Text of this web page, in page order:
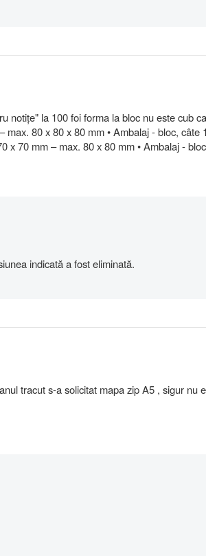
notițe" la 100 foi forma la bloc nu este cub
80 x 80 x 80 mm • Ambalaj - bloc, câte
x 70 mm – max. 80 x 80 mm • Ambalaj -
indicată a fost eliminată.
tracut s-a solicitat mapa zip A5 , sigur nu